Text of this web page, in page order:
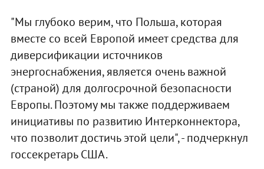
"Мы глубоко верим, что Польша, которая
вместе со всей Европой имеет средства для
диверсификации источников
энергоснабжения, является очень важной
(страной) для долгосрочной безопасности
Европы. Поэтому мы также поддерживаем
инициативы по развитию Интерконнектора,
что позволит достичь этой цели", - подчеркнул
госсекретарь США.